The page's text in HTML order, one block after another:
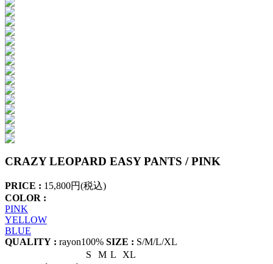
CRAZY LEOPARD EASY PANTS / PINK
PRICE : 15,800円(税込)
COLOR :
PINK
YELLOW
BLUE
QUALITY : rayon100% SIZE : S/M/L/XL
S
M L
XL